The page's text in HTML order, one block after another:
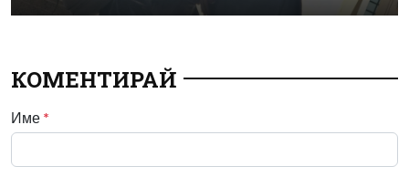
КОМЕНТИРАЙ
Име *